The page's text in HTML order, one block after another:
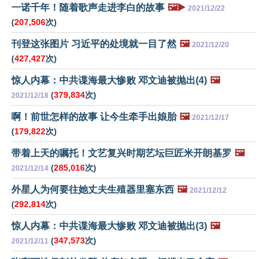
一诺千年！随着歌声走进李白的故事 🖼️▶️ 2021/12/22
(207,506次)
刊登这张图片 习近平的处境就一目了然 🖼️ 2021/12/20
(427,427次)
惊人内幕：中共谍海最大惨败 邓文迪被抛出(4) 🖼️
2021/12/18 (379,834次)
啊！前世怎样的故事 让今生牵手出娘胎 🖼️ 2021/12/17
(179,822次)
带着上天的嘱托！文艺复兴时期艺坛巨匠米开朗基罗 🖼️
2021/12/14 (285,016次)
外星人为何要往她丈夫生殖器里塞东西 🖼️ 2021/12/12
(292,814次)
惊人内幕：中共谍海最大惨败 邓文迪被抛出(3) 🖼️
2021/12/11 (347,573次)